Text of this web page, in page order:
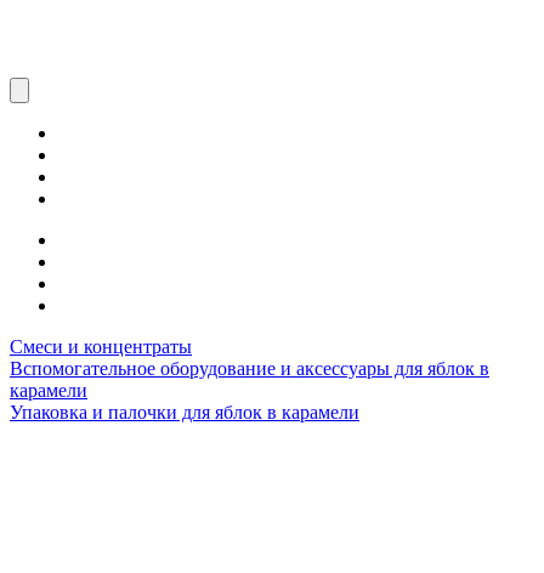
Смеси и концентраты
Вспомогательное оборудование и аксессуары для яблок в
карамели
Упаковка и палочки для яблок в карамели